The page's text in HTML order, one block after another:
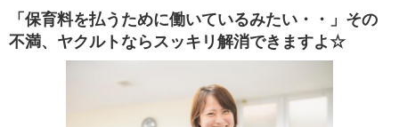
「保育料を払うために働いているみたい・・」その
不満、ヤクルトならスッキリ解消できますよ☆